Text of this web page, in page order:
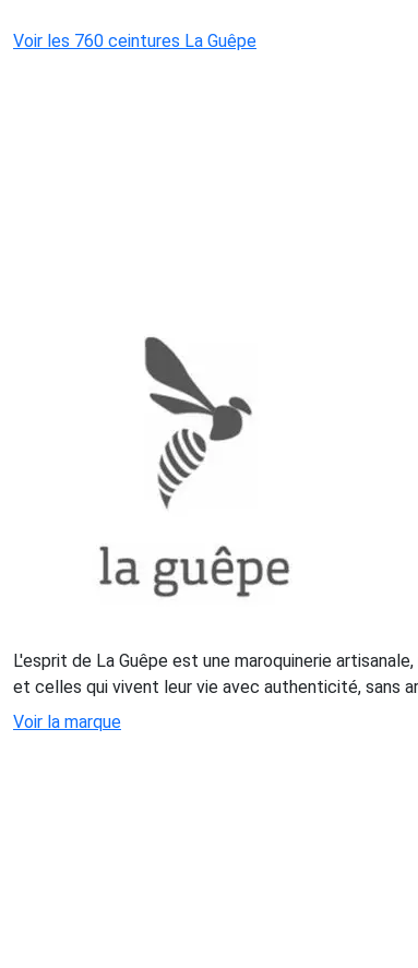
Voir les 760 ceintures La Guêpe
L'esprit de La Guêpe est une maroquinerie
et celles qui vivent leur vie avec authenticité, sans
Voir la marque